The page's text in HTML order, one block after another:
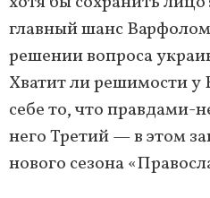
главный шанс
решении вопроса
Хватит ли решимости у
себе то, что правдами-
него Третий — в этом
нового сезона